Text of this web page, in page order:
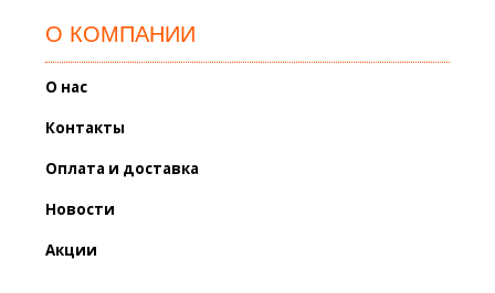
О КОМПАНИИ
О нас
Контакты
Оплата и доставка
Новости
Акции